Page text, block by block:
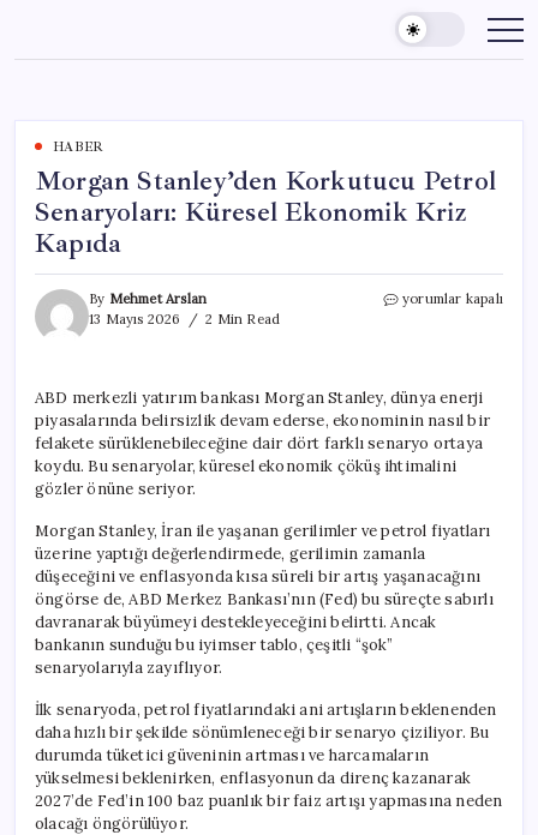
content
HABER
Morgan Stanley’den Korkutucu Petrol
Senaryoları: Küresel Ekonomik Kriz
Kapıda
By Mehmet Arslan
13 Mayıs 2026
2 Min Read
Morgan
Küresel
Ekonomik
Kriz
Kapıda
yorumlar kapalı
ABD merkezli yatırım bankası Morgan Stanley, dünya enerji
piyasalarında belirsizlik devam ederse, ekonominin nasıl bir
felakete sürüklenebileceğine dair dört farklı senaryo ortaya
koydu. Bu senaryolar, küresel ekonomik çöküş ihtimalini
gözler önüne seriyor.
Morgan Stanley, İran ile yaşanan gerilimler ve petrol fiyatları
üzerine yaptığı değerlendirmede, gerilimin zamanla
düşeceğini ve enflasyonda kısa süreli bir artış yaşanacağını
öngörse de, ABD Merkez Bankası’nın (Fed) bu süreçte sabırlı
davranarak büyümeyi destekleyeceğini belirtti. Ancak
bankanın sunduğu bu iyimser tablo, çeşitli “şok”
senaryolarıyla zayıflıyor.
İlk senaryoda, petrol fiyatlarındaki ani artışların beklenenden
daha hızlı bir şekilde sönümleneceği bir senaryo çiziliyor. Bu
durumda tüketici güveninin artması ve harcamaların
yükselmesi beklenirken, enflasyonun da direnç kazanarak
2027’de Fed’in 100 baz puanlık bir faiz artışı yapmasına neden
olacağı öngörülüyor.